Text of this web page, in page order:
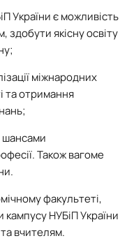
України є можливість
здобути якісну освіту
міжнародних
та отримання
шансами
Також вагоме
факультеті,
кампусу НУБіП України
вчителям.